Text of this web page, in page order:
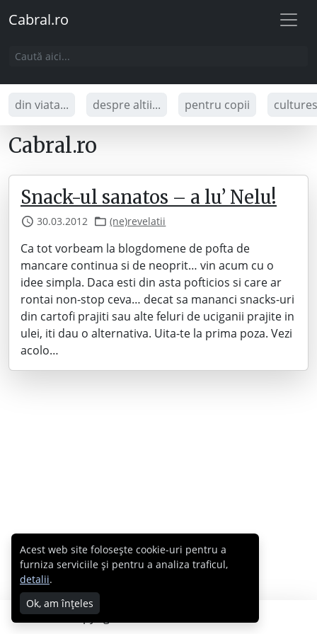
Cabral.ro
din viata... despre altii... pentru copii
Cabral.ro
Snack-ul sanatos – a lu’ Nelu!
30.03.2012 (ne)revelatii
Ca tot vorbeam la blogdomene de pofta de
mancare continua si de neoprit… vin acum cu o
idee simpla. Daca esti din asta pofticios si care ar
rontai non-stop ceva… decat sa mananci snacks-uri
din cartofi prajiti sau alte feluri de uciganii prajite in
ulei, iti dau o alternativa. Uita-te la prima poza. Vezi
acolo…
Copyright © 2007 - 2026 Cabral.ro
Acest web site folosește cookie-uri pentru a
furniza serviciile și pentru a analiza traficul,
detalii.
Ok, am înțeles